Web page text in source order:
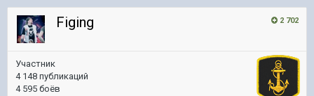
2 702
Figing
Участник
4 148 публикаций
4 595 боёв